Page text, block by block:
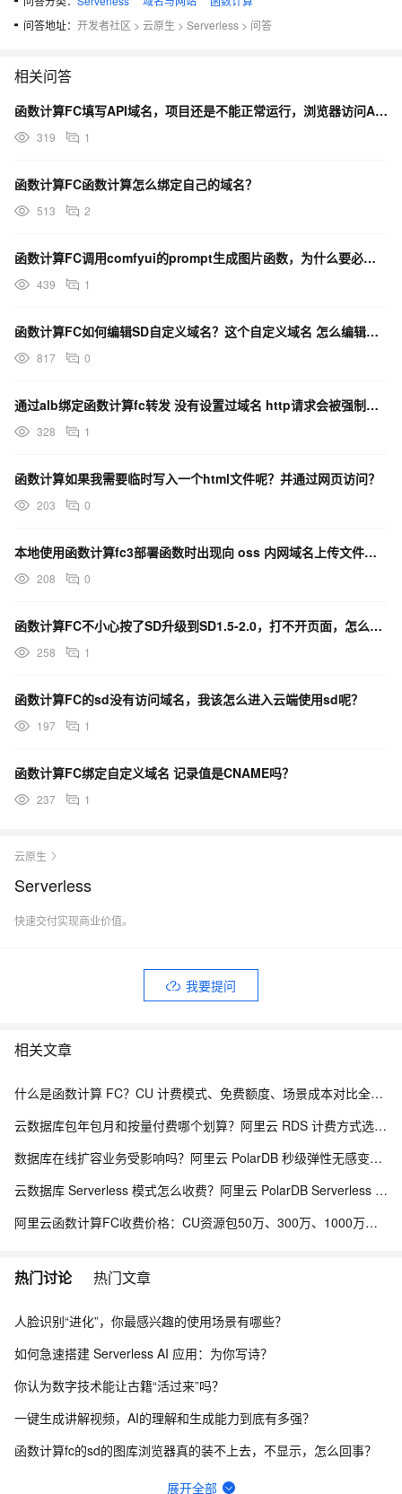
问答地址： 开发者社区 > 云原生 > Serverless > 问答
相关问答
函数计算FC填写API域名，项目还是不能正常运行，浏览器访问API域名提示这些，是什么意思？
319 1
函数计算FC函数计算怎么绑定自己的域名？
513 2
函数计算FC调用comfyui的prompt生成图片函数，为什么要必须打开相应的comfyui网页？
439 1
函数计算FC如何编辑SD自定义域名？这个自定义域名 怎么编辑哈 我有在阿里云备案的域名
817 0
通过alb绑定函数计算fc转发 没有设置过域名 http请求会被强制重定向到https怎么办？
328 1
函数计算如果我需要临时写入一个html文件呢？并通过网页访问？
203 0
本地使用函数计算fc3部署函数时出现向 oss 内网域名上传文件的问题怎么处理?
208 0
函数计算FC不小心按了SD升级到SD1.5-2.0，打不开页面，怎么办？
258 1
函数计算FC的sd没有访问域名，我该怎么进入云端使用sd呢？
197 1
函数计算FC绑定自定义域名 记录值是CNAME吗？
237 1
云原生
Serverless
快速交付实现商业价值。
我要提问
相关文章
什么是函数计算 FC？CU 计费模式、免费额度、场景成本对比全说明
云数据库包年包月和按量付费哪个划算？阿里云 RDS 计费方式选型全解析
数据库在线扩容业务受影响吗？阿里云 PolarDB 秒级弹性无感变配解析
云数据库 Serverless 模式怎么收费？阿里云 PolarDB Serverless 按需计费解析
阿里云函数计算FC收费价格：CU资源包50万、300万、1000万、2亿、20亿及4000万CU费用清单
热门讨论 热门文章
人脸识别“进化”，你最感兴趣的使用场景有哪些？
如何急速搭建 Serverless AI 应用：为你写诗？
你认为数字技术能让古籍“活过来”吗？
一键生成讲解视频，AI的理解和生成能力到底有多强？
函数计算fc的sd的图库浏览器真的装不上去，不显示，怎么回事？
请问主域名备案了，子域名还要备案吗？
展开全部